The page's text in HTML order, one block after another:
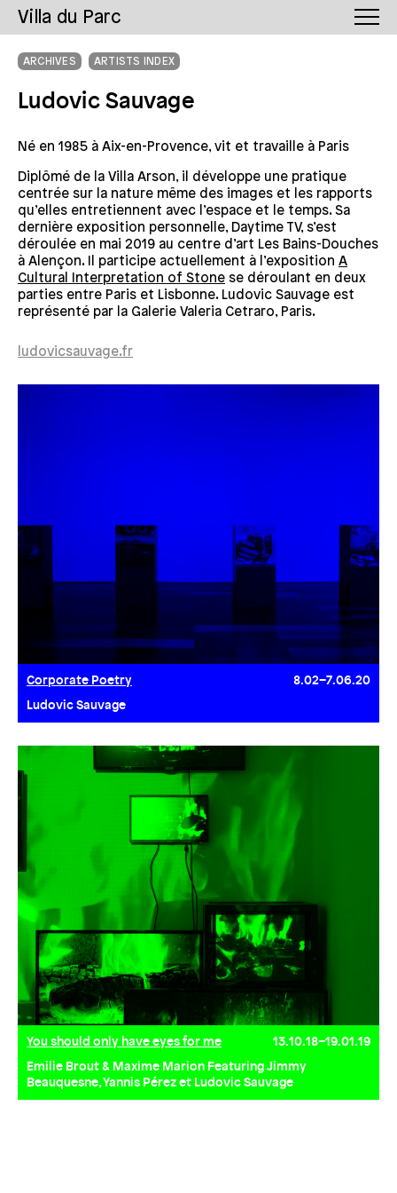
Villa du Parc
ARCHIVES ARTISTS INDEX
Ludovic Sauvage
Né en 1985 à Aix-en-Provence, vit et travaille à Paris
Diplômé de la Villa Arson, il développe une pratique
centrée sur la nature même des images et les rapports
qu’elles entretiennent avec l’espace et le temps. Sa
dernière exposition personnelle, Daytime TV, s’est
déroulée en mai 2019 au centre d’art Les Bains-Douches
à Alençon. Il participe actuellement à l’exposition A
Cultural Interpretation of Stone se déroulant en deux
parties entre Paris et Lisbonne. Ludovic Sauvage est
représenté par la Galerie Valeria Cetraro, Paris.
ludovicsauvage.fr
Corporate Poetry
8.02–7.06.20
Ludovic Sauvage
You should only have eyes for me
13.10.18–19.01.19
Emilie Brout & Maxime Marion Featuring Jimmy
Beauquesne, Yannis Pérez et Ludovic Sauvage